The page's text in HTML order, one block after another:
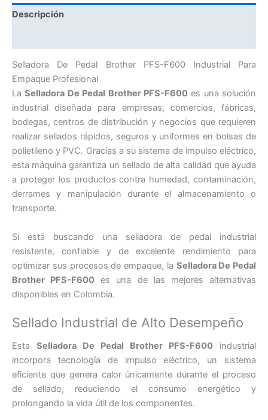
Descripción
Selladora De Pedal Brother PFS-F600 Industrial Para
Empaque Profesional
LaSelladora De Pedal Brother PFS-F600es una solución
industrial diseñada para empresas, comercios, fábricas,
bodegas, centros de distribución y negocios que requieren
realizar sellados rápidos, seguros y uniformes en bolsas de
polietileno y PVC. Gracias a su sistema de impulso eléctrico,
esta máquina garantiza un sellado de alta calidad que ayuda
a proteger los productos contra humedad, contaminación,
derrames y manipulación durante el almacenamiento o
transporte.
Si está buscando una selladora de pedal industrial
resistente, confiable y de excelente rendimiento para
optimizar sus procesos de empaque, la Selladora De Pedal
Brother PFS-F600 es una de las mejores alternativas
disponibles en Colombia.
Sellado Industrial de Alto Desempeño
Esta Selladora De Pedal Brother PFS-F600 industrial
incorpora tecnología de impulso eléctrico, un sistema
eficiente que genera calor únicamente durante el proceso
de sellado, reduciendo el consumo energético y
prolongando la vida útil de los componentes.